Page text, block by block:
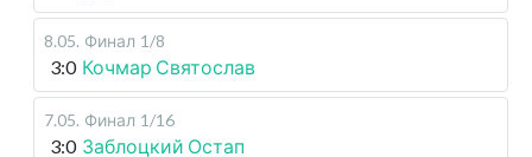
8.05. Финал 1/8
3:0 Кочмар Святослав
7.05. Финал 1/16
3:0 Заблоцкий Остап